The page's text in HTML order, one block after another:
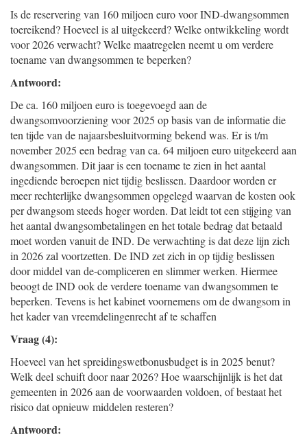
Is de reservering van 160 miljoen euro voor IND-dwangsommen
toereikend? Hoeveel is al uitgekeerd? Welke ontwikkeling wordt
voor 2026 verwacht? Welke maatregelen neemt u om verdere
toename van dwangsommen te beperken?
Antwoord:
De ca. 160 miljoen euro is toegevoegd aan de
dwangsomvoorziening voor 2025 op basis van de informatie die
ten tijde van de najaarsbesluitvorming bekend was. Er is t/m
november 2025 een bedrag van ca. 64 miljoen euro uitgekeerd aan
dwangsommen. Dit jaar is een toename te zien in het aantal
ingediende beroepen niet tijdig beslissen. Daardoor worden er
meer rechterlijke dwangsommen opgelegd waarvan de kosten ook
per dwangsom steeds hoger worden. Dat leidt tot een stijging van
het aantal dwangsombetalingen en het totale bedrag dat betaald
moet worden vanuit de IND. De verwachting is dat deze lijn zich
in 2026 zal voortzetten. De IND zet zich in op tijdig beslissen
door middel van de-compliceren en slimmer werken. Hiermee
beoogt de IND ook de verdere toename van dwangsommen te
beperken. Tevens is het kabinet voornemens om de dwangsom in
het kader van vreemdelingenrecht af te schaffen
Vraag (4):
Hoeveel van het spreidingswetbonusbudget is in 2025 benut?
Welk deel schuift door naar 2026? Hoe waarschijnlijk is het dat
gemeenten in 2026 aan de voorwaarden voldoen, of bestaat het
risico dat opnieuw middelen resteren?
Antwoord: